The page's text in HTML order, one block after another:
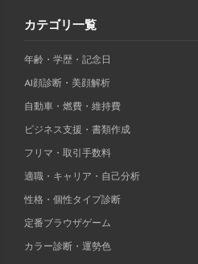
カテゴリ一覧
年齢・学歴・記念日
AI顔診断・美顔解析
自動車・燃費・維持費
ビジネス支援・書類作成
フリマ・取引手数料
適職・キャリア・自己分析
性格・個性タイプ診断
定番ブラウザゲーム
カラー診断・運勢色